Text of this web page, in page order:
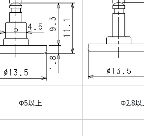
Φ5以上 Φ2.8以